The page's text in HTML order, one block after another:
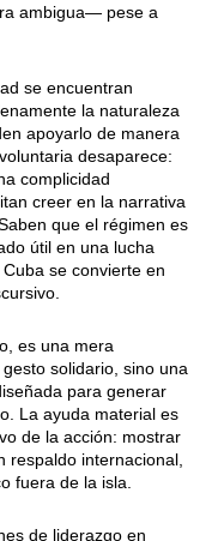
ambigua— pese a
se encuentran
la naturaleza
apoyarlo de manera
desaparece:
complicidad
creer en la narrativa
que el régimen es
útil en una lucha
se convierte en
es una mera
solidario, sino una
para generar
La ayuda material es
de la acción: mostrar
respaldo internacional,
fuera de la isla.
de liderazgo en